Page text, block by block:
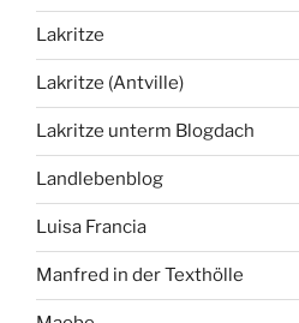
Lakritze
Lakritze (Antville)
Lakritze unterm Blogdach
Landlebenblog
Luisa Francia
Manfred in der Texthölle